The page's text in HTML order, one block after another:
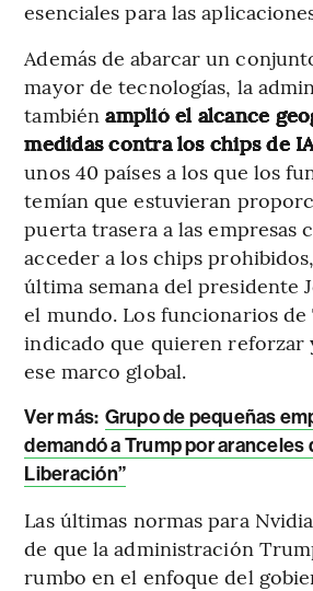
esenciales para las
Además de abarcar un
mayor de tecnologías, la
también amplió el alcance
medidas contra los chips de
unos 40 países a los que los
temían que estuvieran
puerta trasera a las empresas
acceder a los chips
última semana del presidente
el mundo. Los funcionarios
indicado que quieren reforzar
ese marco global.
Ver más: Grupo de pequeñas
demandó a Trump por aranceles
Liberación”
Las últimas normas para
de que la administración
rumbo en el enfoque del